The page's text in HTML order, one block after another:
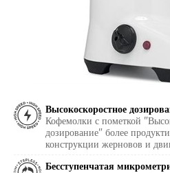
Высокоскоростное
Кофемолки с пометкой
дозирование" более
конструкции жерновов и
Бесступенчатая